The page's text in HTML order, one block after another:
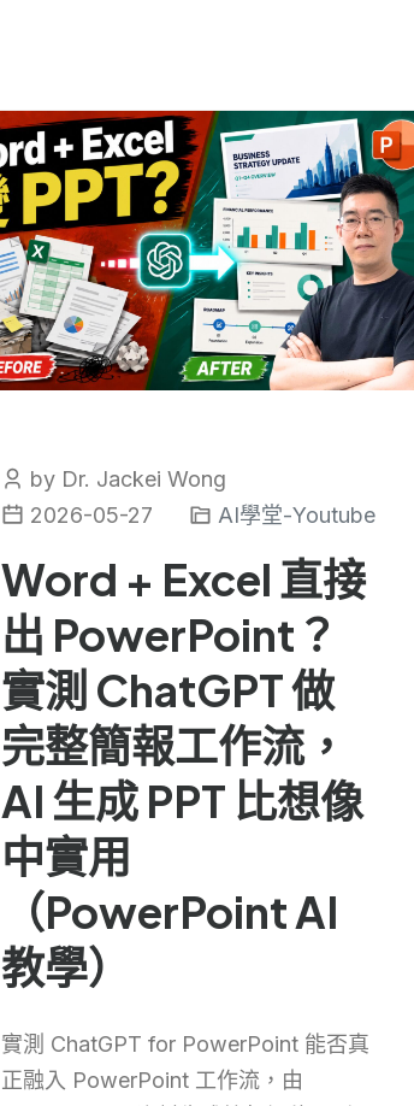
by Dr. Jackei Wong
2026-05-27
AI學堂-Youtube
Word + Excel 直接
出 PowerPoint？
實測 ChatGPT 做
完整簡報工作流，
AI 生成 PPT 比想像
中實用
（PowerPoint AI
教學）
實測 ChatGPT for PowerPoint 能否真
正融入 PowerPoint 工作流，由